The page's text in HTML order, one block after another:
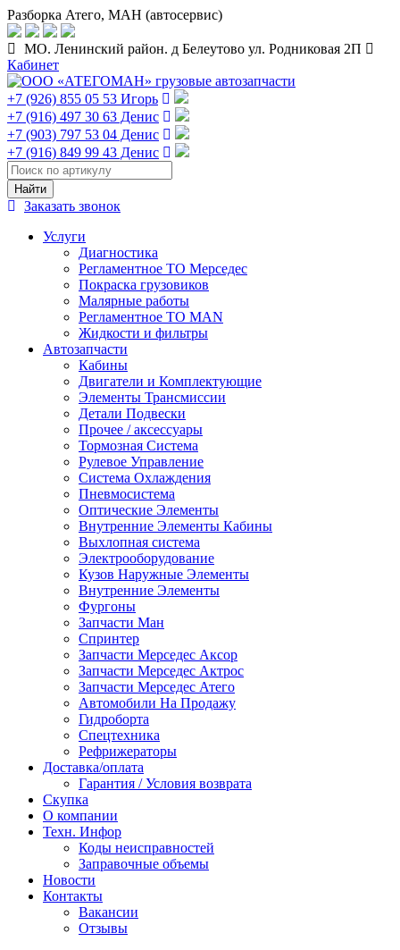
Разборка Атего, МАН (автосервис)
МО. Ленинский район. д Белеутово ул. Родниковая 2П
Кабинет
+7 (926) 855 05 53 Игорь
+7 (916) 497 30 63 Денис
+7 (903) 797 53 04 Денис
+7 (916) 849 99 43 Денис
Заказать звонок
Услуги
Диагностика
Регламентное ТО Мерседес
Покраска грузовиков
Малярные работы
Регламентное ТО MAN
Жидкости и фильтры
Автозапчасти
Кабины
Двигатели и Комплектующие
Элементы Трансмиссии
Детали Подвески
Прочее / аксессуары
Тормозная Система
Рулевое Управление
Система Охлаждения
Пневмосистема
Оптические Элементы
Внутренние Элементы Кабины
Выхлопная система
Электрооборудование
Кузов Наружные Элементы
Внутренние Элементы
Фургоны
Запчасти Ман
Спринтер
Запчасти Мерседес Аксор
Запчасти Мерседес Актрос
Запчасти Мерседес Атего
Автомобили На Продажу
Гидроборта
Спецтехника
Рефрижераторы
Доставка/оплата
Гарантия / Условия возврата
Скупка
О компании
Техн. Инфор
Коды неисправностей
Заправочные объемы
Новости
Контакты
Вакансии
Отзывы